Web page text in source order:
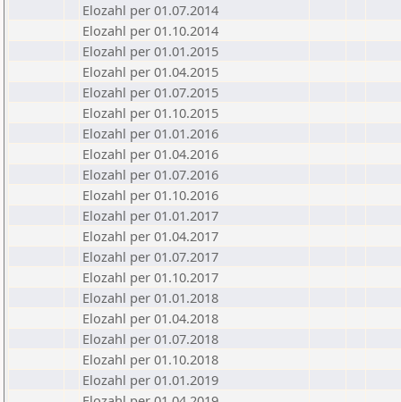
Elozahl per 01.07.2014
Elozahl per 01.10.2014
Elozahl per 01.01.2015
Elozahl per 01.04.2015
Elozahl per 01.07.2015
Elozahl per 01.10.2015
Elozahl per 01.01.2016
Elozahl per 01.04.2016
Elozahl per 01.07.2016
Elozahl per 01.10.2016
Elozahl per 01.01.2017
Elozahl per 01.04.2017
Elozahl per 01.07.2017
Elozahl per 01.10.2017
Elozahl per 01.01.2018
Elozahl per 01.04.2018
Elozahl per 01.07.2018
Elozahl per 01.10.2018
Elozahl per 01.01.2019